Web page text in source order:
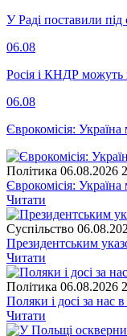
У Раді поставили під
06.08
Росія і КНДР можуть
06.08
Єврокомісія:
Полiтика 06.08.2026
Єврокомісія:
Читати
Суспiльство
Президентським
Читати
Полiтика 06.08.2026
Поляки і досі за нас
Читати